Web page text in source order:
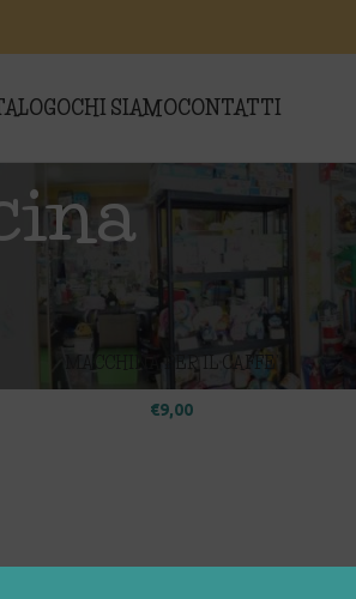
CHI SIAMOCONTATTI
Show
MACCHINA PER IL CAFFE’
€9,00